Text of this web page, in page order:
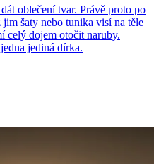
oblečení tvar. Právě proto po
jim šaty nebo tunika visí na těle
celý dojem otočit naruby.
jediná dírka.